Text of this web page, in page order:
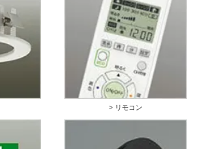
> リモコン